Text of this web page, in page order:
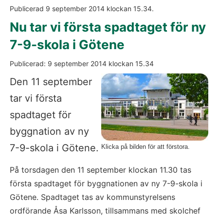
Publicerad 9 september 2014 klockan 15.34.
Nu tar vi första spadtaget för ny
7-9-skola i Götene
Publicerad: 9 september 2014 klockan 15.34
Klicka på bilden för att förstora.
Den 11 september
tar vi första
spadtaget för
byggnation av ny
7-9-skola i Götene.
På torsdagen den 11 september klockan 11.30 tas
första spadtaget för byggnationen av ny 7-9-skola i
Götene. Spadtaget tas av kommunstyrelsens
ordförande Åsa Karlsson, tillsammans med skolchef